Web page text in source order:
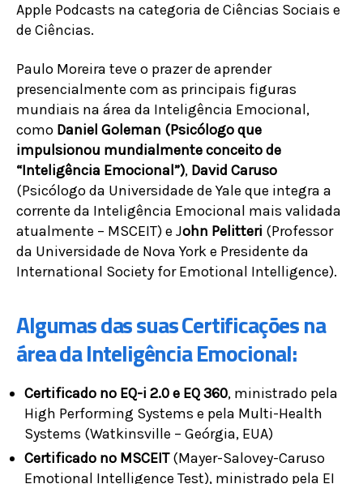
Apple Podcasts na categoria de Ciências Sociais e
de Ciências.
Paulo Moreira teve o prazer de aprender
presencialmente com as principais figuras
mundiais na área da Inteligência Emocional,
como Daniel Goleman (Psicólogo que
impulsionou mundialmente conceito de
“Inteligência Emocional”), David Caruso
(Psicólogo da Universidade de Yale que integra a
corrente da Inteligência Emocional mais validada
atualmente – MSCEIT) e John Pelitteri (Professor
da Universidade de Nova York e Presidente da
International Society for Emotional Intelligence).
Algumas das suas Certificações na
área da Inteligência Emocional:
Certificado no EQ-i 2.0 e EQ 360, ministrado pela
High Performing Systems e pela Multi-Health
Systems (Watkinsville – Geórgia, EUA)
Certificado no MSCEIT(Mayer-Salovey-Caruso
Emotional Intelligence Test), ministrado pela EI